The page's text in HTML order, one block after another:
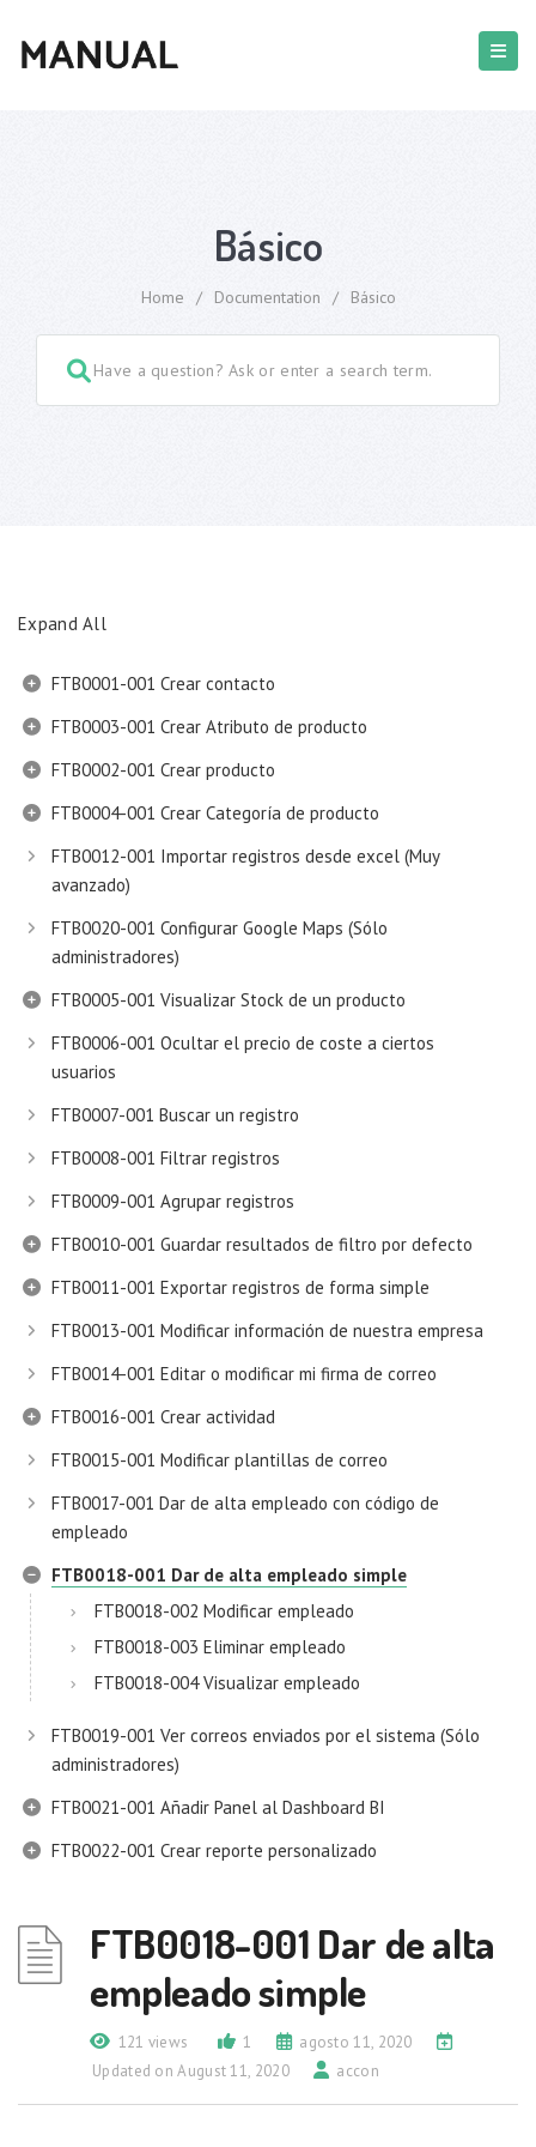
Básico
Home / Documentation / Básico
Expand All
FTB0001-001 Crear contacto
FTB0003-001 Crear Atributo de producto
FTB0002-001 Crear producto
FTB0004-001 Crear Categoría de producto
FTB0012-001 Importar registros desde excel (Muy
avanzado)
FTB0020-001 Configurar Google Maps (Sólo
administradores)
FTB0005-001 Visualizar Stock de un producto
FTB0006-001 Ocultar el precio de coste a ciertos
usuarios
FTB0007-001 Buscar un registro
FTB0008-001 Filtrar registros
FTB0009-001 Agrupar registros
FTB0010-001 Guardar resultados de filtro por defecto
FTB0011-001 Exportar registros de forma simple
FTB0013-001 Modificar información de nuestra empresa
FTB0014-001 Editar o modificar mi firma de correo
FTB0016-001 Crear actividad
FTB0015-001 Modificar plantillas de correo
FTB0017-001 Dar de alta empleado con código de
empleado
FTB0018-001 Dar de alta empleado simple
FTB0018-002 Modificar empleado
FTB0018-003 Eliminar empleado
FTB0018-004 Visualizar empleado
FTB0019-001 Ver correos enviados por el sistema (Sólo
administradores)
FTB0021-001 Añadir Panel al Dashboard BI
FTB0022-001 Crear reporte personalizado
FTB0018-001 Dar de alta
empleado simple
121 views 1
agosto 11, 2020
Updated on August 11, 2020
accon